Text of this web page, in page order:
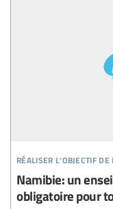
réaliser l’objectif de
Namibie: un
obligatoire pour